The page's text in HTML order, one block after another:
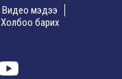
Видео мэдээ
Холбоо барих